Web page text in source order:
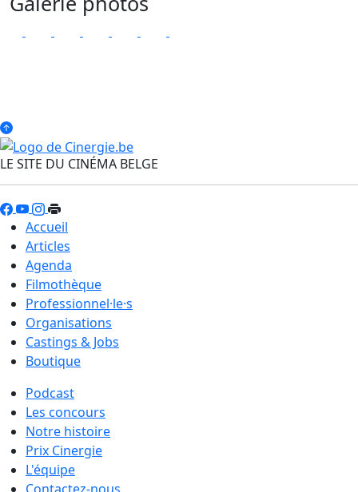
LE SITE DU CINÉMA BELGE
Accueil
Articles
Agenda
Filmothèque
Professionnel·le·s
Organisations
Castings & Jobs
Boutique
Podcast
Les concours
Notre histoire
Prix Cinergie
L'équipe